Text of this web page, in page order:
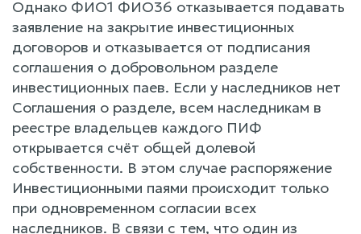
Однако ФИО1 ФИО36 отказывается подавать
заявление на закрытие инвестиционных
договоров и отказывается от подписания
соглашения о добровольном разделе
инвестиционных паев. Если у наследников нет
Соглашения о разделе, всем наследникам в
реестре владельцев каждого ПИФ
открывается счёт общей долевой
собственности. В этом случае распоряжение
Инвестиционными паями происходит только
при одновременном согласии всех
наследников. В связи с тем, что один из